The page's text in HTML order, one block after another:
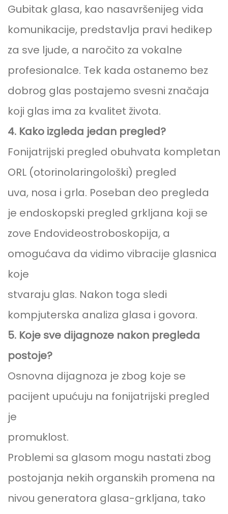
Gubitak glasa, kao nasavršenijeg vida
komunikacije, predstavlja pravi hedikep
za sve ljude, a naročito za vokalne
profesionalce. Tek kada ostanemo bez
dobrog glas postajemo svesni značaja
koji glas ima za kvalitet života.
4. Kako izgleda jedan pregled?
Fonijatrijski pregled obuhvata kompletan
ORL (otorinolaringološki) pregled
uva, nosa i grla. Poseban deo pregleda
je endoskopski pregled grkljana koji se
zove Endovideostroboskopija, a
omogućava da vidimo vibracije glasnica
koje
stvaraju glas. Nakon toga sledi
kompjuterska analiza glasa i govora.
5. Koje sve dijagnoze nakon pregleda
postoje?
Osnovna dijagnoza je zbog koje se
pacijent upućuju na fonijatrijski pregled
je
promuklost.
Problemi sa glasom mogu nastati zbog
postojanja nekih organskih promena na
nivou generatora glasa-grkljana, tako